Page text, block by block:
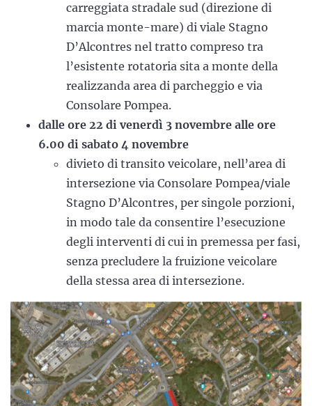
carreggiata stradale sud (direzione di
marcia monte-mare) di viale Stagno
D’Alcontres nel tratto compreso tra
l’esistente rotatoria sita a monte della
realizzanda area di parcheggio e via
Consolare Pompea.
dalle ore 22 di venerdì 3 novembre alle ore
6.00 di sabato 4 novembre
divieto di transito veicolare, nell’area di
intersezione via Consolare Pompea/viale
Stagno D’Alcontres, per singole porzioni,
in modo tale da consentire l’esecuzione
degli interventi di cui in premessa per fasi,
senza precludere la fruizione veicolare
della stessa area di intersezione.